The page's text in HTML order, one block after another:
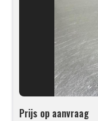
Prijs op aanvraag